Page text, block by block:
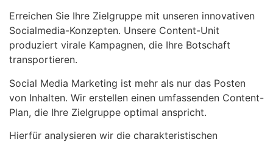
Erreichen Sie Ihre Zielgruppe mit unseren innovativen
Socialmedia-Konzepten. Unsere Content-Unit
produziert virale Kampagnen, die Ihre Botschaft
transportieren.
Social Media Marketing ist mehr als nur das Posten
von Inhalten. Wir erstellen einen umfassenden Content-
Plan, die Ihre Zielgruppe optimal anspricht.
Hierfür analysieren wir die charakteristischen